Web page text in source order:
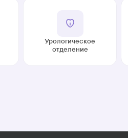
Урологическое
отделение